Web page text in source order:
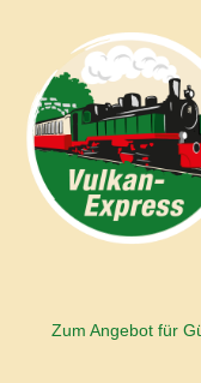
Zum Angebot für